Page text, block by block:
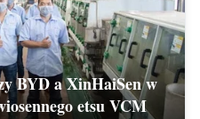
BYD a XinHaiSen w
etsu VCM